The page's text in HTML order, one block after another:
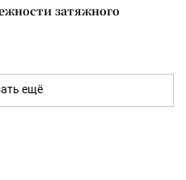
затяжного
ещё